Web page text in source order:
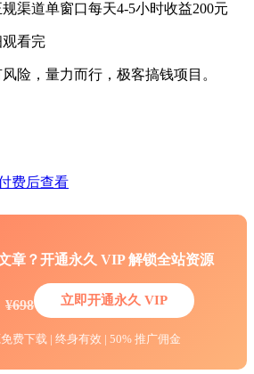
渠道单窗口每天4-5小时收益200元
看完
险，量力而行，极客搞钱项目。
费后查看
章？开通永久 VIP 解锁全站资源
¥698 立即开通永久 VIP
费下载 | 终身有效 | 50% 推广佣金